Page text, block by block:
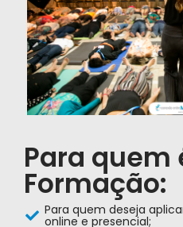
Para quem
Formação:
Para quem deseja
online e presencial;